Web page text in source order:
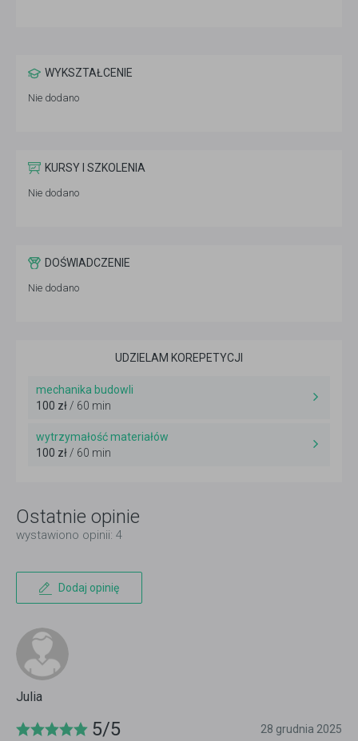
WYKSZTAŁCENIE
Nie dodano
KURSY I SZKOLENIA
Nie dodano
DOŚWIADCZENIE
Nie dodano
UDZIELAM KOREPETYCJI
mechanika budowli
100 zł / 60 min
wytrzymałość materiałów
100 zł / 60 min
Ostatnie opinie
wystawiono opinii: 4
Dodaj opinię
Julia
5/5 28 grudnia 2025